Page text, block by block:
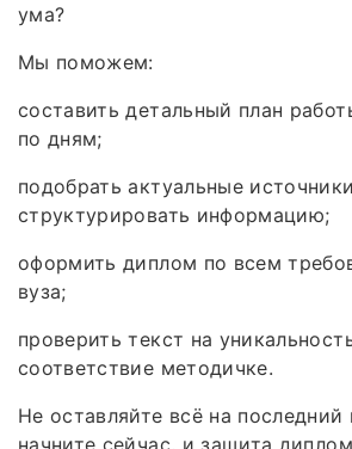
ума?
Мы поможем:
составить детальный план
по дням;
подобрать актуальные
структурировать информацию;
оформить диплом по всем
вуза;
проверить текст на
соответствие методичке.
Не оставляйте всё на
начните сейчас, и защита